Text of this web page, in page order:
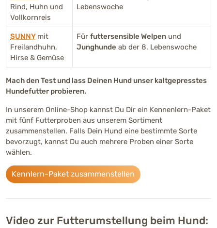
Rind, Huhn und
Vollkornreis
Lebenswoche
SUNNY mit
Freilandhuhn,
Hirse & Gemüse
Für futtersensible Welpen und
Junghunde ab der 8. Lebenswoche
Mach den Test und lass Deinen Hund unser kaltgepresstes
Hundefutter probieren.
In unserem Online-Shop kannst Du Dir ein Kennenlern-Paket
mit fünf Futterproben aus unserem Sortiment
zusammenstellen. Falls Dein Hund eine bestimmte Sorte
bevorzugt, kannst Du auch mehrere Proben einer Sorte
wählen.
Kennlern-Paket zusammenstellen
Video zur Futterumstellung beim Hund: